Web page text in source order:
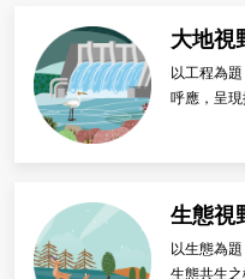
大地視
以工程為
呼應，呈現
生態視
以生態為
生態共生之